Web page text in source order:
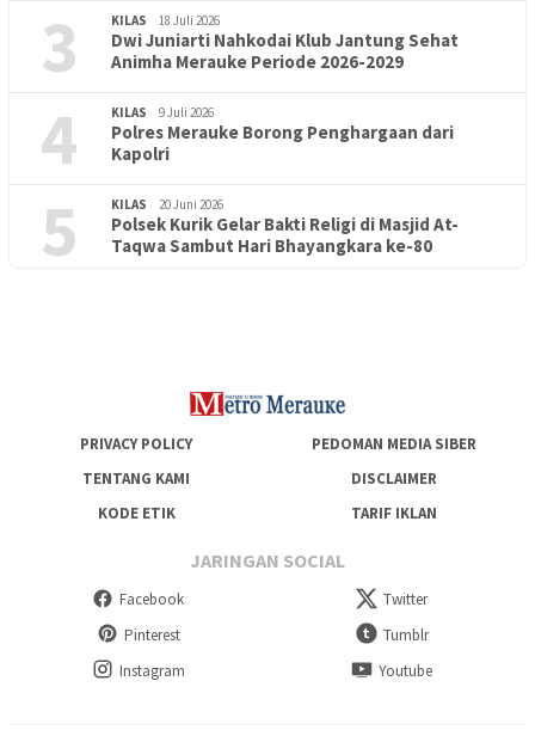
3 KILAS 18 Juli 2026
Dwi Juniarti Nahkodai Klub Jantung Sehat
Animha Merauke Periode 2026-2029
4 KILAS 9 Juli 2026
Polres Merauke Borong Penghargaan dari
Kapolri
5 KILAS 20 Juni 2026
Polsek Kurik Gelar Bakti Religi di Masjid At-
Taqwa Sambut Hari Bhayangkara ke-80
PENDIDIKAN 18 Juni 2026
Lepas Puluhan Peserta Didik, TK Yapis 2 Merauke Siapkan
PRIVACY POLICY
PEDOMAN MEDIA SIBER
TENTANG KAMI
DISCLAIMER
KODE ETIK
TARIF IKLAN
JARINGAN SOCIAL
Facebook
Twitter
Pinterest
Tumblr
Instagram
Youtube